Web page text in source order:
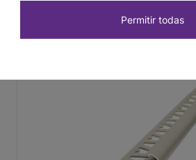
Permitir todas